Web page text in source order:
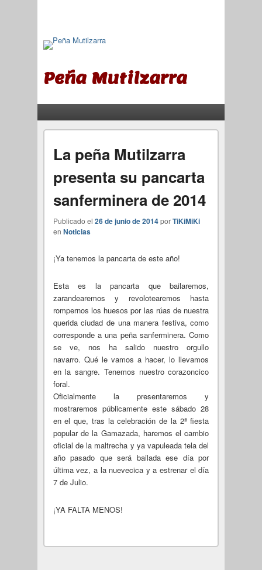
Peña Mutilzarra
La peña Mutilzarra
presenta su pancarta
sanferminera de 2014
Publicado el 26 de junio de 2014porTiKiMiKi
en Noticias
¡Ya tenemos la pancarta de este año!
Esta es la pancarta que bailaremos,
zarandearemos y revolotearemos hasta
rompernos los huesos por las rúas de nuestra
querida ciudad de una manera festiva, como
corresponde a una peña sanferminera. Como
se ve, nos ha salido nuestro orgullo
navarro. Qué le vamos a hacer, lo llevamos
en la sangre. Tenemos nuestro corazoncico
foral.
Oficialmente la presentaremos y
mostraremos públicamente este sábado 28
en el que, tras la celebración de la 2ª fiesta
popular de la Gamazada, haremos el cambio
oficial de la maltrecha y ya vapuleada tela del
año pasado que será bailada ese día por
última vez, a la nuevecica y a estrenar el día
7 de Julio.
¡YA FALTA MENOS!